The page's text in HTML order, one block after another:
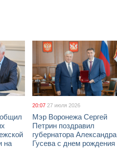
на
20:07 27 июля 2026
Мэр Воронежа Сергей
Петрин поздравил
губернатора Александра
Гусева с днем рождения